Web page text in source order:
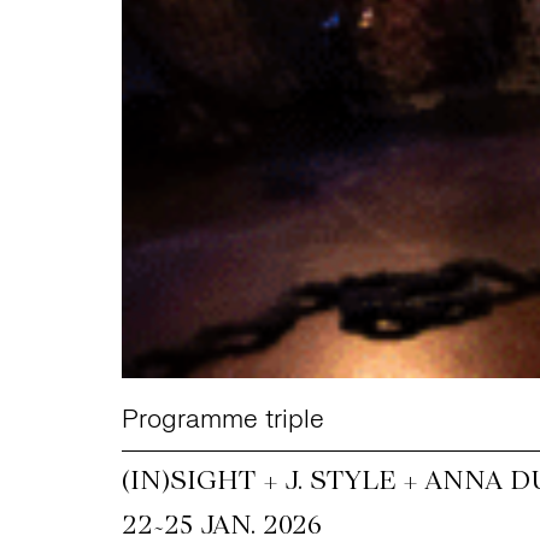
Programme triple
(IN)SIGHT + J. STYLE + ANNA
22~25 JAN. 2026